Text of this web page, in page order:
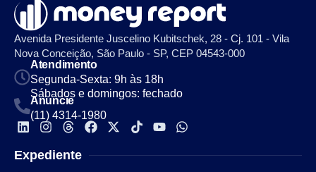
Avenida Presidente Juscelino Kubitschek, 28 - Cj. 101 - Vila
Nova Conceição, São Paulo - SP, CEP 04543-000
Atendimento
Segunda-Sexta: 9h às 18h
Sábados e domingos: fechado
Anuncie
(11) 4314-1980
Expediente